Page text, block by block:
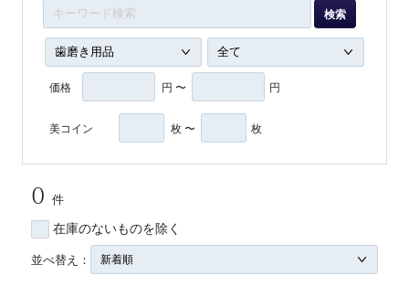
検索
価格 円 〜 円
美コイン 枚 〜 枚
0 件
在庫のないものを除く
並べ替え：